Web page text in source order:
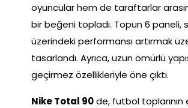
oyuncular hem de taraftarlar
bir beğeni topladı. Topun 6 paneli,
üzerindeki performansı artırmak
tasarlandı. Ayrıca, uzun ömürlü
geçirmez özellikleriyle öne çıktı.
Nike Total 90de, futbol toplarının